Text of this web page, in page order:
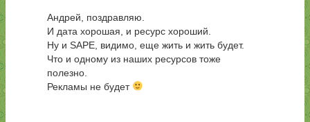
Андрей, поздравляю.
И дата хорошая, и ресурс хороший.
Ну и SAPE, видимо, еще жить и жить будет.
Что и одному из наших ресурсов тоже
полезно.
Рекламы не будет